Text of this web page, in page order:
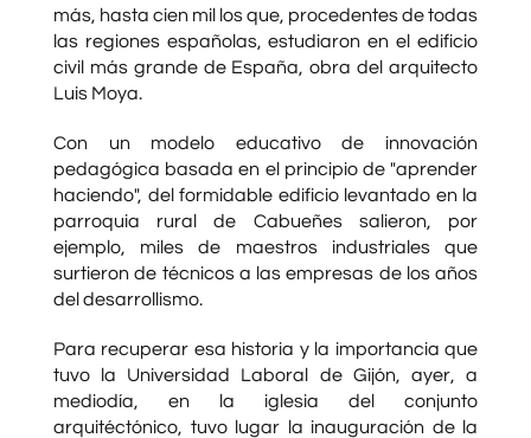
más, hasta cien mil los que, procedentes de todas
las regiones españolas, estudiaron en el edificio
civil más grande de España, obra del arquitecto
Luis Moya.
Con un modelo educativo de innovación
pedagógica basada en el principio de "aprender
haciendo", del formidable edificio levantado en la
parroquia rural de Cabueñes salieron, por
ejemplo, miles de maestros industriales que
surtieron de técnicos a las empresas de los años
del desarrollismo.
Para recuperar esa historia y la importancia que
tuvo la Universidad Laboral de Gijón, ayer, a
mediodía, en la iglesia del conjunto
arquitéctónico, tuvo lugar la inauguración de la